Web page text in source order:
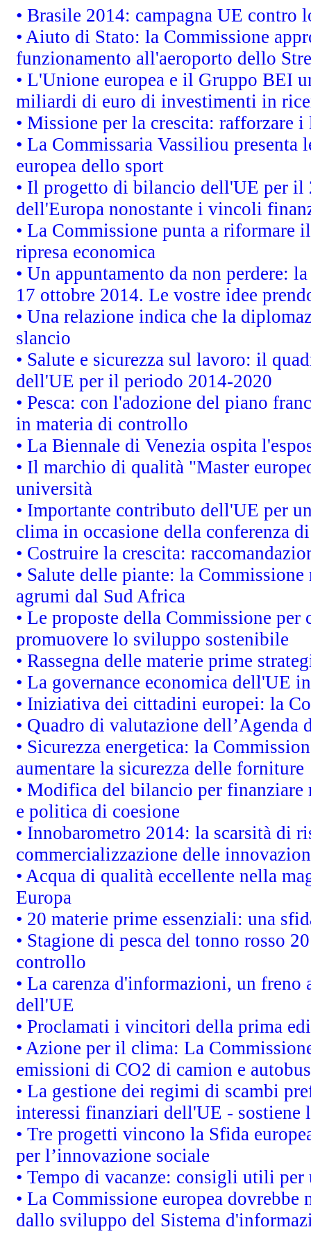
• Brasile 2014: campagna UE contro
• Aiuto di Stato: la Commissione
funzionamento all'aeroporto dello
• L'Unione europea e il Gruppo BEI
miliardi di euro di investimenti in
• Missione per la crescita: rafforzare
• La Commissaria Vassiliou
europea dello sport
• Il progetto di bilancio dell'UE per il
dell'Europa nonostante i vincoli
• La Commissione punta a riformare
ripresa economica
• Un appuntamento da non perdere:
17 ottobre 2014. Le vostre idee
• Una relazione indica che la
slancio
• Salute e sicurezza sul lavoro: il
dell'UE per il periodo 2014-2020
• Pesca: con l'adozione del piano
in materia di controllo
• La Biennale di Venezia ospita
• Il marchio di qualità "Master
università
• Importante contributo dell'UE per
clima in occasione della conferenza
• Costruire la crescita:
• Salute delle piante: la
agrumi dal Sud Africa
• Le proposte della Commissione
promuovere lo sviluppo sostenibile
• Rassegna delle materie prime
• La governance economica dell'UE
• Iniziativa dei cittadini europei: la
• Quadro di valutazione
• Sicurezza energetica: la
aumentare la sicurezza delle forniture
• Modifica del bilancio per finanziare
e politica di coesione
• Innobarometro 2014: la scarsità di
commercializzazione delle
• Acqua di qualità eccellente nella
Europa
• 20 materie prime essenziali: una
• Stagione di pesca del tonno rosso
controllo
• La carenza d'informazioni, un
dell'UE
• Proclamati i vincitori della prima
• Azione per il clima: La
emissioni di CO2 di camion e autobus
• La gestione dei regimi di scambi
interessi finanziari dell'UE - sostiene
• Tre progetti vincono la Sfida
per l’innovazione sociale
• Tempo di vacanze: consigli utili per
• La Commissione europea
dallo sviluppo del Sistema